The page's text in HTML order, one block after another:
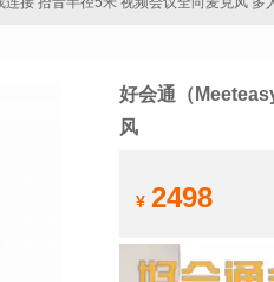
好会通（
风
¥ 2498